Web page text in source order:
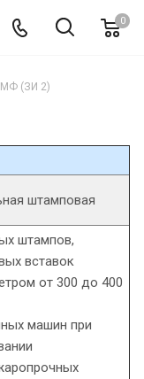
0
(ЗИ 2)
штамповая
штампов,
вставок
от 300 до 400
машин при